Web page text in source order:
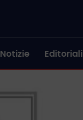
Notizie Editoriali